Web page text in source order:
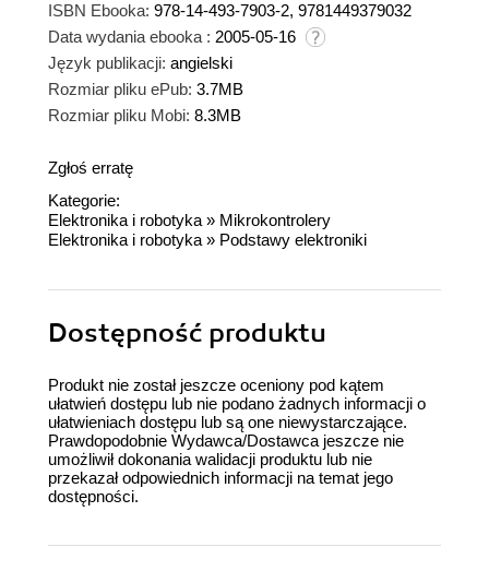
ISBN Ebooka: 978-14-493-7903-2, 9781449379032
Data wydania ebooka : 2005-05-16
Język publikacji: angielski
Rozmiar pliku ePub: 3.7MB
Rozmiar pliku Mobi: 8.3MB
Zgłoś erratę
Kategorie:
Elektronika i robotyka » Mikrokontrolery
Elektronika i robotyka » Podstawy elektroniki
Dostępność produktu
Produkt nie został jeszcze oceniony pod kątem
ułatwień dostępu lub nie podano żadnych informacji o
ułatwieniach dostępu lub są one niewystarczające.
Prawdopodobnie Wydawca/Dostawca jeszcze nie
umożliwił dokonania walidacji produktu lub nie
przekazał odpowiednich informacji na temat jego
dostępności.